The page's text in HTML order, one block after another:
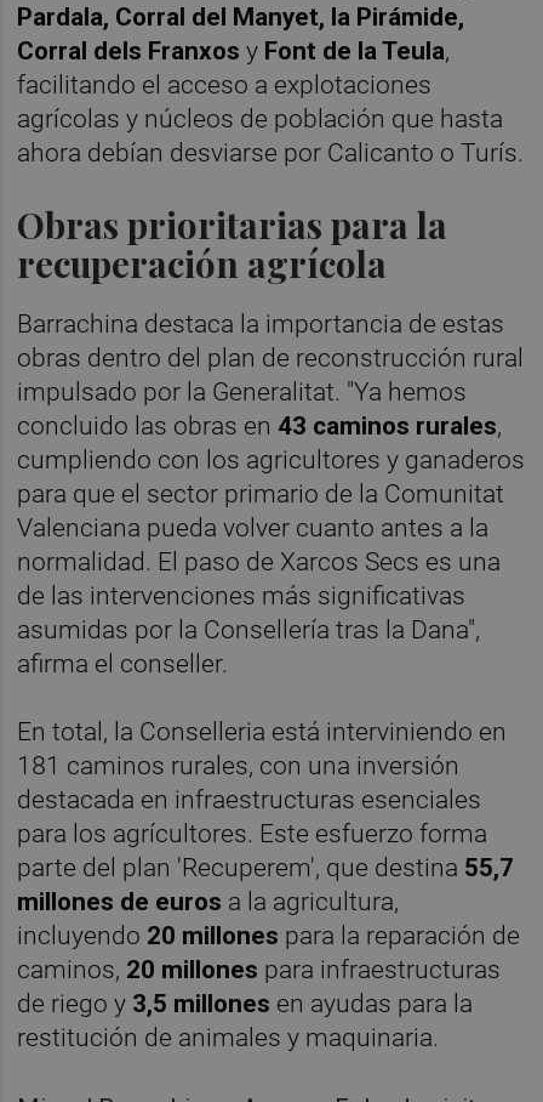
Pardala, Corral del Manyet, la Pirámide,
Corral dels Franxos y Font de la Teula,
facilitando el acceso a explotaciones
agrícolas y núcleos de población que hasta
ahora debían desviarse por Calicanto o Turís.
Obras prioritarias para la
recuperación agrícola
Barrachina destaca la importancia de estas
obras dentro del plan de reconstrucción rural
impulsado por la Generalitat. "Ya hemos
concluido las obras en 43 caminos rurales,
cumpliendo con los agricultores y ganaderos
para que el sector primario de la Comunitat
Valenciana pueda volver cuanto antes a la
normalidad. El paso de Xarcos Secs es una
de las intervenciones más significativas
asumidas por la Consellería tras la Dana",
afirma el conseller.
En total, la Conselleria está interviniendo en
181 caminos rurales, con una inversión
destacada en infraestructuras esenciales
para los agrícultores. Este esfuerzo forma
parte del plan 'Recuperem', que destina 55,7
millones de euros a la agricultura,
incluyendo 20 millones para la reparación de
caminos, 20 millones para infraestructuras
de riego y 3,5 millones en ayudas para la
restitución de animales y maquinaria.